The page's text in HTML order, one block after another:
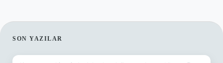
SIDEBAR
SON YAZILAR